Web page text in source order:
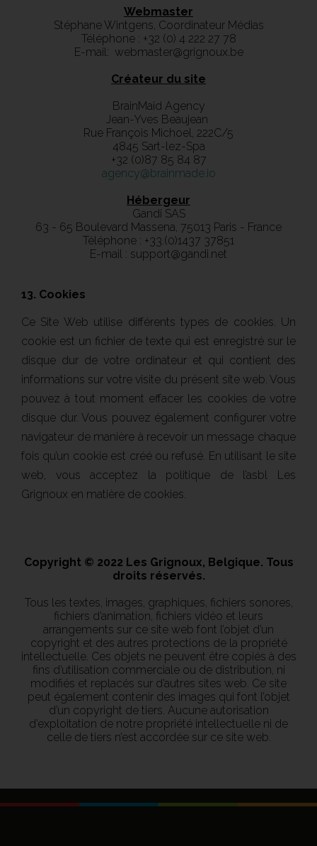
Webmaster
Stéphane Wintgens, Coordinateur Médias
Téléphone : +32 (0) 4 222 27 78
E-mail: webmaster@grignoux.be
Créateur du site
BrainMaid Agency
Jean-Yves Beaujean
Rue François Michoel, 222C/5
4845 Sart-lez-Spa
+32 (0)87 85 84 87
agency@brainmade.io
Hébergeur
Gandi SAS
63 - 65 Boulevard Massena, 75013 Paris - France
Téléphone : +33.(0)1437 37851
E-mail : support@gandi.net
13. Cookies
Ce Site Web utilise différents types de cookies. Un
cookie est un fichier de texte qui est enregistré sur le
disque dur de votre ordinateur et qui contient des
informations sur votre visite du présent site web. Vous
pouvez à tout moment effacer les cookies de votre
disque dur. Vous pouvez également configurer votre
navigateur de manière à recevoir un message chaque
fois qu’un cookie est créé ou refusé. En utilisant le site
web, vous acceptez la politique de l’asbl Les
Grignoux en matière de cookies.
Copyright © 2022 Les Grignoux, Belgique. Tous
droits réservés.
Tous les textes, images, graphiques, fichiers sonores,
fichiers d’animation, fichiers vidéo et leurs
arrangements sur ce site web font l’objet d’un
copyright et des autres protections de la propriété
intellectuelle. Ces objets ne peuvent être copiés à des
fins d’utilisation commerciale ou de distribution, ni
modifiés et replacés sur d’autres sites web. Ce site
peut également contenir des images qui font l’objet
d’un copyright de tiers. Aucune autorisation
d’exploitation de notre propriété intellectuelle ni de
celle de tiers n’est accordée sur ce site web.